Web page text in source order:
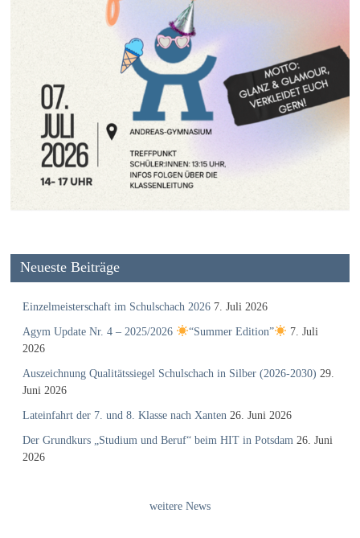
Neueste Beiträge
Einzelmeisterschaft im Schulschach 2026 7. Juli 2026
Agym Update Nr. 4 – 2025/2026 “Summer Edition”
7. Juli
2026
Auszeichnung Qualitätssiegel Schulschach in Silber (2026-2030) 29.
Juni 2026
Lateinfahrt der 7. und 8. Klasse nach Xanten 26. Juni 2026
Der Grundkurs „Studium und Beruf“ beim HIT in Potsdam 26. Juni
2026
weitere News